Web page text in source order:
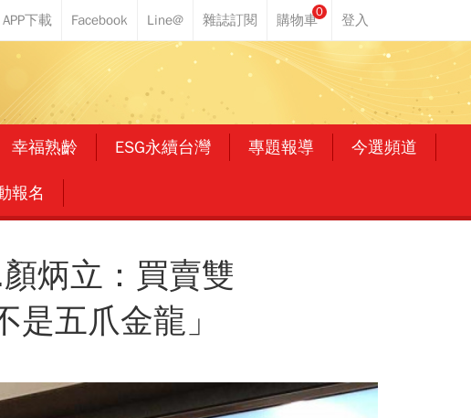
0
幸福熟齡 ESG永續台灣 專題報導 今選頻道
報名
炳立：買賣雙
五爪金龍」